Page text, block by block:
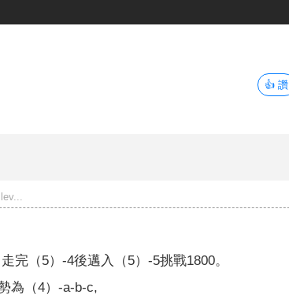
👍 讚
完（5）-4後邁入（5）-5挑戰1800。
為（4）-a-b-c,